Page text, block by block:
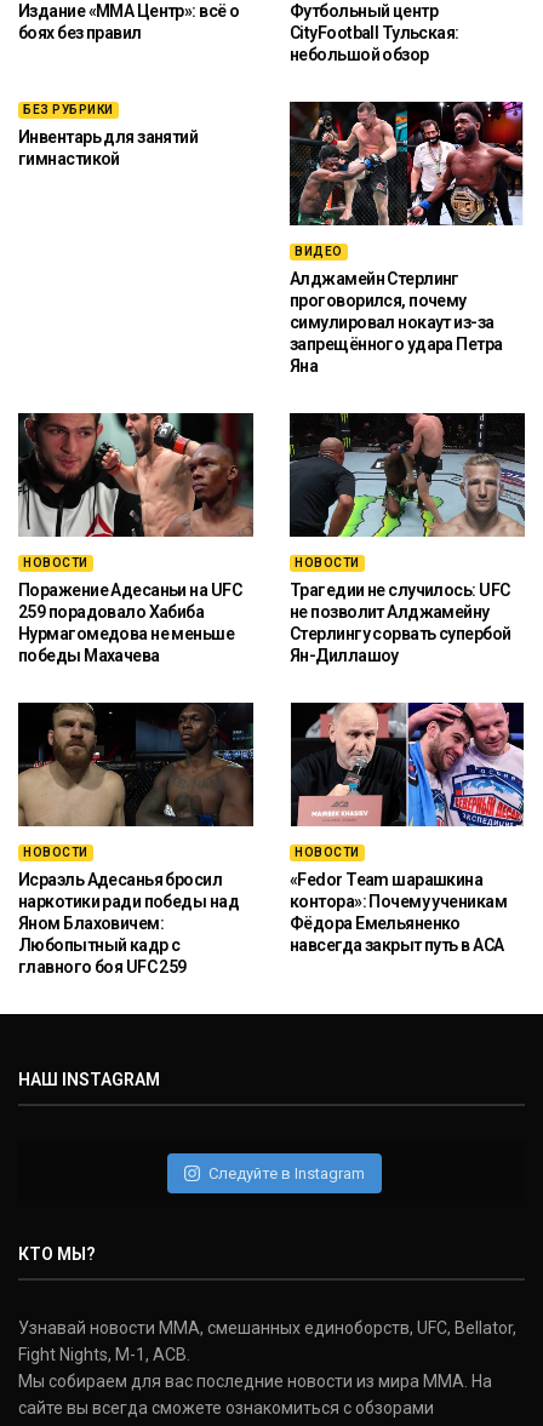
Издание «ММА Центр»: всё о
боях без правил
Футбольный центр
CityFootball Тульская:
небольшой обзор
БЕЗ РУБРИКИ
Инвентарь для занятий
гимнастикой
ВИДЕО
Алджамейн Стерлинг
проговорился, почему
симулировал нокаут из-за
запрещённого удара Петра
Яна
НОВОСТИ
Поражение Адесаньи на UFC
259 порадовало Хабиба
Нурмагомедова не меньше
победы Махачева
НОВОСТИ
Трагедии не случилось: UFC
не позволит Алджамейну
Стерлингу сорвать супербой
Ян-Диллашоу
НОВОСТИ
Исраэль Адесанья бросил
наркотики ради победы над
Яном Блаховичем:
Любопытный кадр с
главного боя UFC 259
НОВОСТИ
«Fedor Team шарашкина
контора»: Почему ученикам
Фёдора Емельяненко
навсегда закрыт путь в ACA
НАШ INSTAGRAM
Следуйте в Instagram
КТО МЫ?
Узнавай новости ММА, смешанных единоборств, UFC, Bellator,
Fight Nights, M-1, ACB.
Мы собираем для вас последние новости из мира ММА. На
сайте вы всегда сможете ознакомиться с обзорами